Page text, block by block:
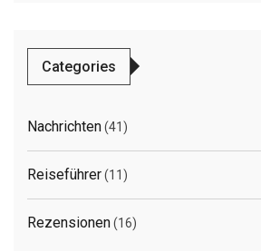
Categories
Nachrichten(41)
Reiseführer(11)
Rezensionen(16)